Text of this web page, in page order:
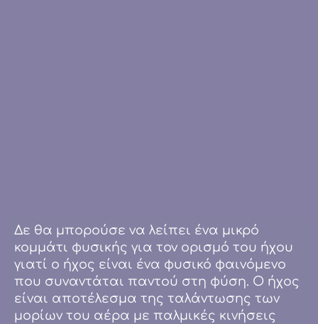
Δε θα μπορούσε να λείπει ένα μικρό
κομμάτι φυσικής για τον ορισμό του ήχου
γιατί ο ήχος είναι ένα φυσικό φαινόμενο
που συναντάται παντού στη φύση. Ο ήχος
είναι αποτέλεσμα της ταλάντωσης των
μορίων του αέρα με παλμικές κινήσεις